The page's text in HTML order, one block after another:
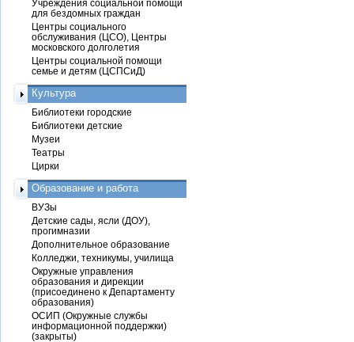
Учреждения социальной помощи
для бездомных граждан
Центры социального
обслуживания (ЦСО), Центры
московского долголетия
Центры социальной помощи
семье и детям (ЦСПСиД)
Культура
Библиотеки городские
Библиотеки детские
Музеи
Театры
Цирки
Образование и работа
ВУЗы
Детские сады, ясли (ДОУ),
прогимназии
Дополнительное образование
Колледжи, техникумы, училища
Окружные управления
образования и дирекции
(присоединено к Департаменту
образования)
ОСИП (Окружные службы
информационной поддержки)
(закрыты)